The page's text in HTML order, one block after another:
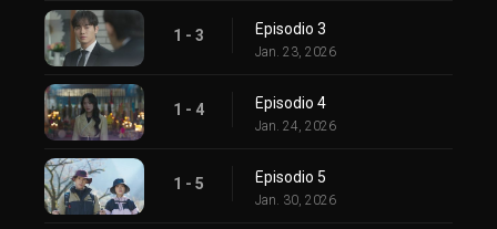
1 - 3 Episodio 3
Jan. 23, 2026
1 - 4 Episodio 4
Jan. 24, 2026
1 - 5 Episodio 5
Jan. 30, 2026